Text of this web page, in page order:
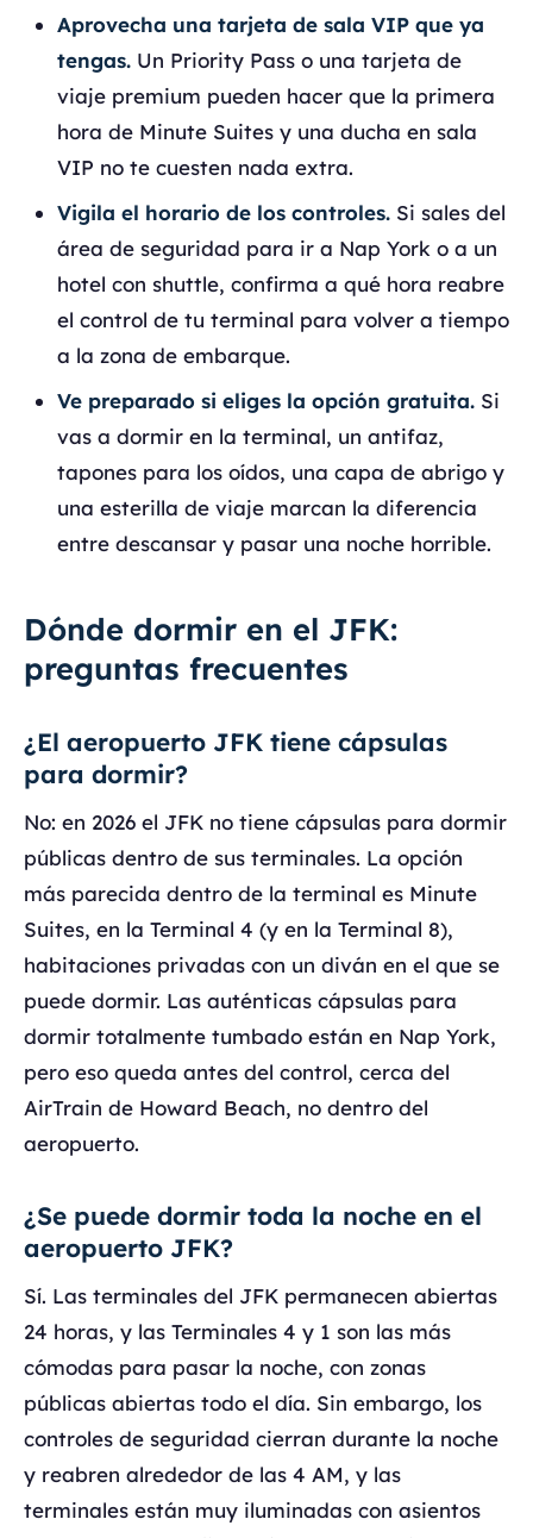
Aprovecha una tarjeta de sala VIP que ya
tengas. Un Priority Pass o una tarjeta de
viaje premium pueden hacer que la primera
hora de Minute Suites y una ducha en sala
VIP no te cuesten nada extra.
Vigila el horario de los controles. Si sales del
área de seguridad para ir a Nap York o a un
hotel con shuttle, confirma a qué hora reabre
el control de tu terminal para volver a tiempo
a la zona de embarque.
Ve preparado si eliges la opción gratuita. Si
vas a dormir en la terminal, un antifaz,
tapones para los oídos, una capa de abrigo y
una esterilla de viaje marcan la diferencia
entre descansar y pasar una noche horrible.
Dónde dormir en el JFK:
preguntas frecuentes
¿El aeropuerto JFK tiene cápsulas
para dormir?
No: en 2026 el JFK no tiene cápsulas para dormir
públicas dentro de sus terminales. La opción
más parecida dentro de la terminal es Minute
Suites, en la Terminal 4 (y en la Terminal 8),
habitaciones privadas con un diván en el que se
puede dormir. Las auténticas cápsulas para
dormir totalmente tumbado están en Nap York,
pero eso queda antes del control, cerca del
AirTrain de Howard Beach, no dentro del
aeropuerto.
¿Se puede dormir toda la noche en el
aeropuerto JFK?
Sí. Las terminales del JFK permanecen abiertas
24 horas, y las Terminales 4 y 1 son las más
cómodas para pasar la noche, con zonas
públicas abiertas todo el día. Sin embargo, los
controles de seguridad cierran durante la noche
y reabren alrededor de las 4 AM, y las
terminales están muy iluminadas con asientos